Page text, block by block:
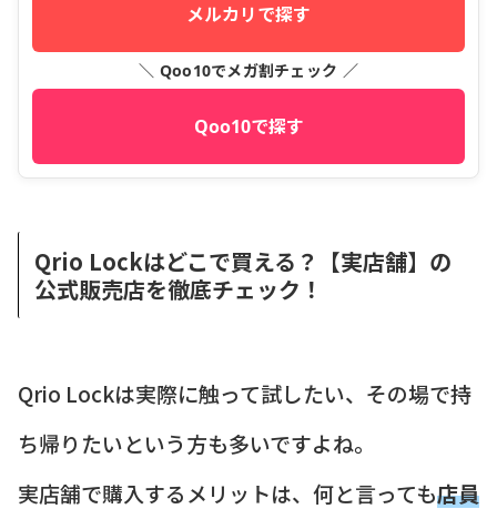
メルカリで探す
＼ Qoo10でメガ割チェック ／
Qoo10で探す
Qrio Lockはどこで買える？【実店舗】の
公式販売店を徹底チェック！
Qrio Lockは実際に触って試したい、その場で持
ち帰りたいという方も多いですよね。
実店舗で購入するメリットは、何と言っても店員